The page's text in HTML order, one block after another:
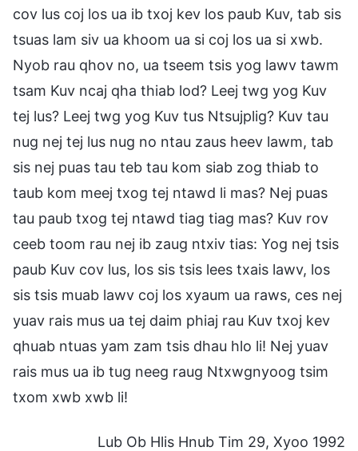
cov lus coj los ua ib txoj kev los paub Kuv, tab sis
tsuas lam siv ua khoom ua si coj los ua si xwb.
Nyob rau qhov no, ua tseem tsis yog lawv tawm
tsam Kuv ncaj qha thiab lod? Leej twg yog Kuv
tej lus? Leej twg yog Kuv tus Ntsujplig? Kuv tau
nug nej tej lus nug no ntau zaus heev lawm, tab
sis nej puas tau teb tau kom siab zog thiab to
taub kom meej txog tej ntawd li mas? Nej puas
tau paub txog tej ntawd tiag tiag mas? Kuv rov
ceeb toom rau nej ib zaug ntxiv tias: Yog nej tsis
paub Kuv cov lus, los sis tsis lees txais lawv, los
sis tsis muab lawv coj los xyaum ua raws, ces nej
yuav rais mus ua tej daim phiaj rau Kuv txoj kev
qhuab ntuas yam zam tsis dhau hlo li! Nej yuav
rais mus ua ib tug neeg raug Ntxwgnyoog tsim
txom xwb xwb li!
Lub Ob Hlis Hnub Tim 29, Xyoo 1992